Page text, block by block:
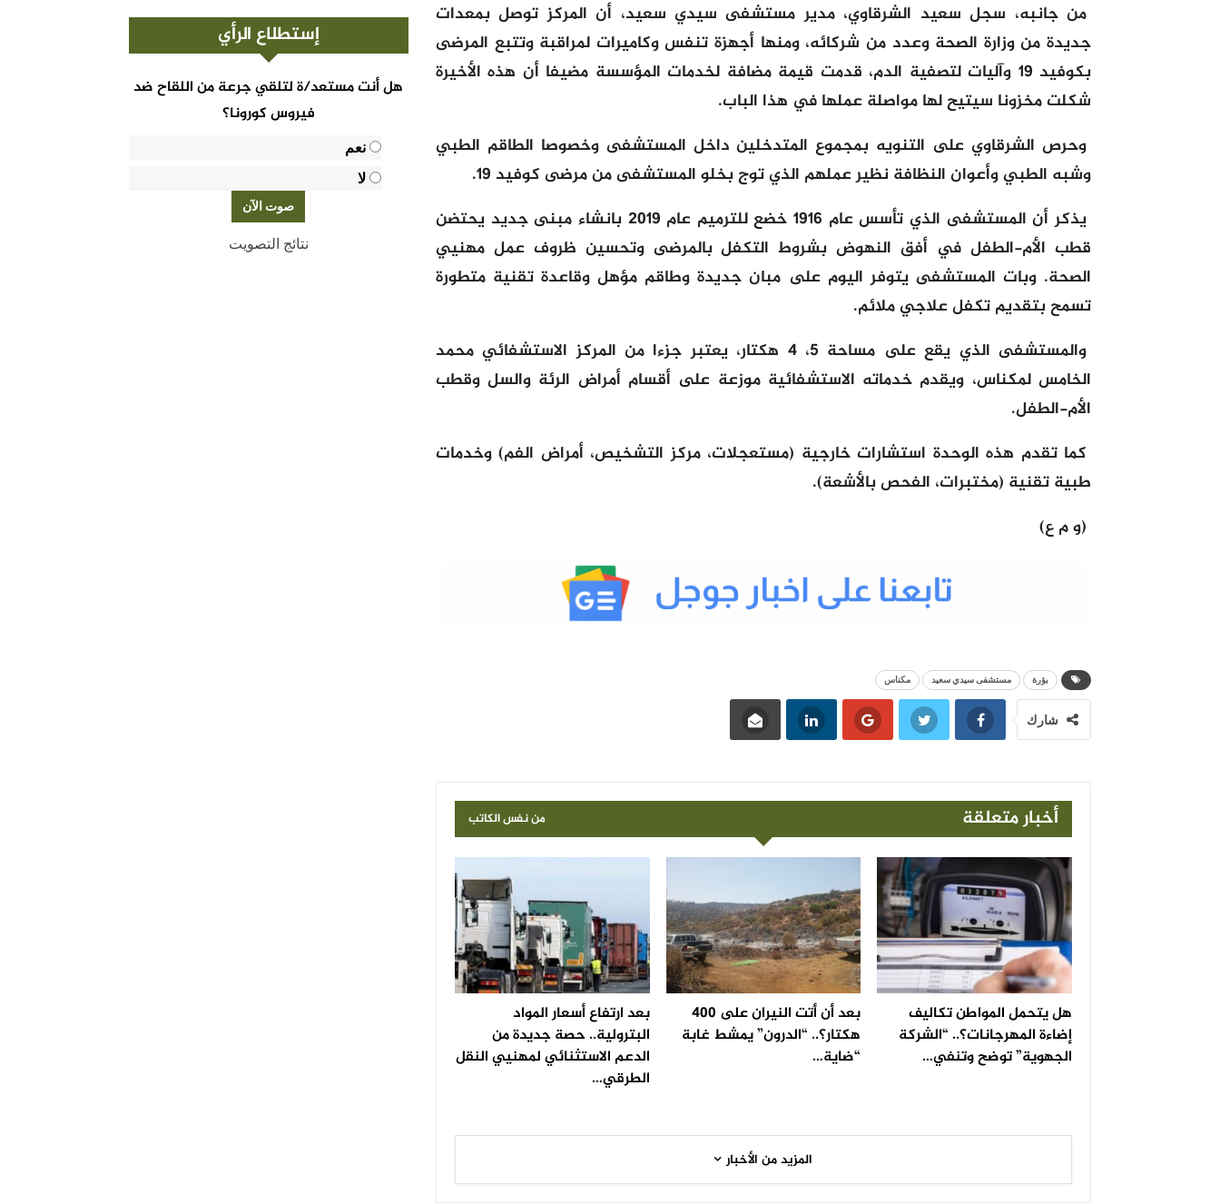
من جانبه، سجل سعيد الشرقاوي، مدير مستشفى سيدي سعيد، أن المركز توصل بمعدات
جديدة من وزارة الصحة وعدد من شركائه، ومنها أجهزة تنفس وكاميرات لمراقبة وتتبع المرضى
بكوفيد 19 وآليات لتصفية الدم، قدمت قيمة مضافة لخدمات المؤسسة مضيفا أن هذه الأخيرة
شكلت مخزونا سيتيح لها مواصلة عملها في هذا الباب.
وحرص الشرقاوي على التنويه بمجموع المتدخلين داخل المستشفى وخصوصا الطاقم الطبي
وشبه الطبي وأعوان النظافة نظير عملهم الذي توج بخلو المستشفى من مرضى كوفيد 19.
يذكر أن المستشفى الذي تأسس عام 1916 خضع للترميم عام 2019 بانشاء مبنى جديد يحتضن
قطب الأم-الطفل في أفق النهوض بشروط التكفل بالمرضى وتحسين ظروف عمل مهنيي
الصحة. وبات المستشفى يتوفر اليوم على مبان جديدة وطاقم مؤهل وقاعدة تقنية متطورة
تسمح بتقديم تكفل علاجي ملائم.
والمستشفى الذي يقع على مساحة 5، 4 هكتار، يعتبر جزءا من المركز الاستشفائي محمد
الخامس لمكناس، ويقدم خدماته الاستشفائية موزعة على أقسام أمراض الرئة والسل وقطب
الأم-الطفل.
كما تقدم هذه الوحدة استشارات خارجية (مستعجلات، مركز التشخيص، أمراض الفم) وخدمات
طبية تقنية (مختبرات، الفحص بالأشعة).
(و م ع)
بؤرة مستشفى سيدي سعيد مكناس
شارك
أخبار متعلقة من نفس الكاتب
هل يتحمل المواطن تكاليف
إضاءة المهرجانات؟.. “الشركة
الجهوية” توضح وتنفي…
بعد أن أتت النيران على 400
هكتار؟.. “الدرون” يمشط غابة
“ضاية…
بعد ارتفاع أسعار المواد
البترولية.. حصة جديدة من
الدعم الاستثنائي لمهنيي النقل
الطرقي…
المزيد من الأخبار
إستطلاع الرأي
هل أنت مستعد/ة لتلقي جرعة من اللقاح ضد
فيروس كورونا؟
نعم
لا
نتائج التصويت